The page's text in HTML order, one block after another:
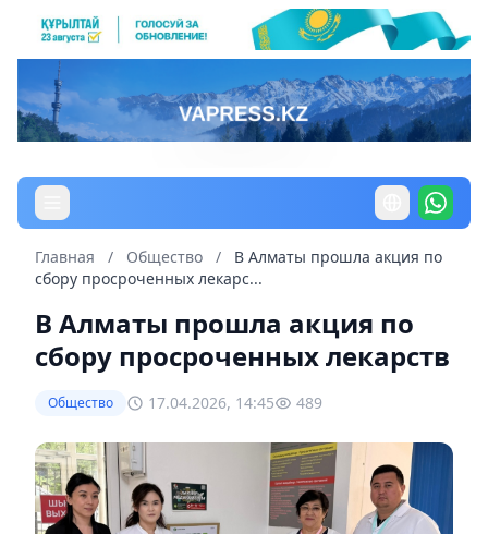
Главная / Общество /
В Алматы прошла акция по
сбору просроченных лекарс...
В Алматы прошла акция по
сбору просроченных лекарств
Общество 17.04.2026, 14:45 489